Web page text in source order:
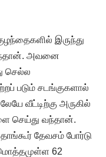
இருந்து
அவனை
செல்ல
படும் சடங்குகளால்
வீட்டிற்கு அருகில்
செய்து வந்தான்.
தேவசம் போர்டு
62